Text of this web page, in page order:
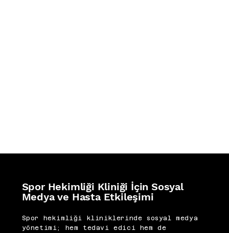
Spor Hekimliği Kliniği İçin Sosyal
Medya ve Hasta Etkileşimi
Spor hekimliği kliniklerinde sosyal medya
yönetimi; hem tedavi edici hem de